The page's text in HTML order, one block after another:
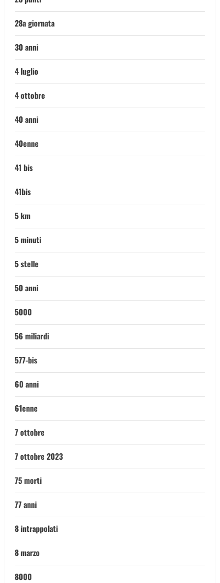
28a giornata
30 anni
4 luglio
4 ottobre
40 anni
40enne
41 bis
41bis
5 km
5 minuti
5 stelle
50 anni
5000
56 miliardi
577-bis
60 anni
61enne
7 ottobre
7 ottobre 2023
75 morti
77 anni
8 intrappolati
8 marzo
8000